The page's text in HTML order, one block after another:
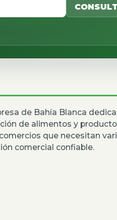
de Bahía Blanca
de alimentos y
que necesitan
comercial confiable.